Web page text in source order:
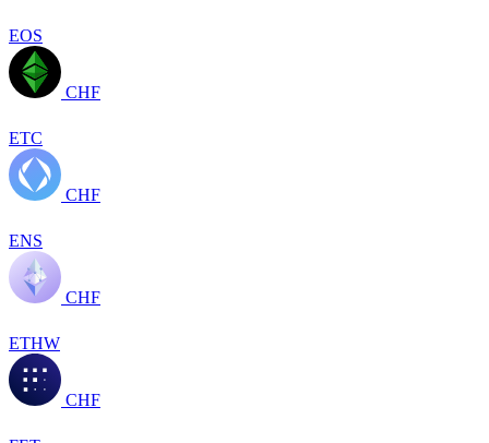
EOS
CHF
ETC
CHF
ENS
CHF
ETHW
CHF